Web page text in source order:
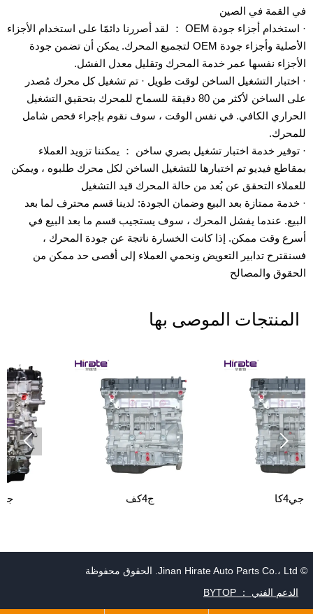
في القمة في الصين
· استخدام أجزاء جودة OEM ： لقد أصررنا دائمًا على استخدام الأجزاء
الأصلية وأجزاء جودة OEM لتجميع المحرك. يمكن أن تضمن جودة
الأجزاء نفسها عمر خدمة المحرك وتقليل معدل الفشل.
· اختبار التشغيل الساخن لوقت طويل · تم تشغيل كل محرك مُصدر
على الساخن لأكثر من 80 دقيقة للسماح للمحرك بتحقيق التشغيل
الحراري الكافي. في نفس الوقت ، سوف نقوم بإجراء فحص شامل
للمحرك.
· توفير خدمة اختبار تشغيل بصري ساخن ： يمكننا تزويد العملاء
بمقاطع فيديو تم اختبارها للتشغيل الساخن لكل محرك طلبوه ، ويمكن
للعملاء التحقق عن بُعد من حالة المحرك قيد التشغيل
· خدمة ممتازة بعد البيع وضمان الجودة: لدينا قسم محترف لما بعد
البيع. عندما يفشل المحرك ، سوف يستجيب قسم ما بعد البيع في
أسرع وقت ممكن. إذا كانت الخسارة ناتجة عن جودة المحرك ،
فسنقترح تدابير التعويض ونحمي العملاء إلى أقصى حد ممكن من
الحقوق والمصالح
المنتجات الموصى بها
 
© Jinan Hirate Auto Parts Co.، Ltd. الحقوق محفوظة
الدعم الفني ： BYTOP